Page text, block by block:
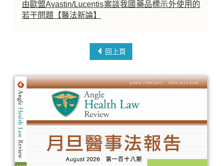
由歐盟Avastin/Lucentis案談我國藥品標示外使用的
若干問題【醫法新論】
回上頁